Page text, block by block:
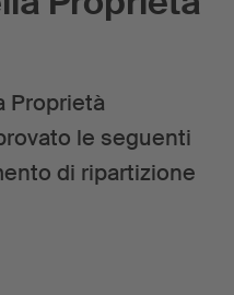
Proprietà
le seguenti
di ripartizione